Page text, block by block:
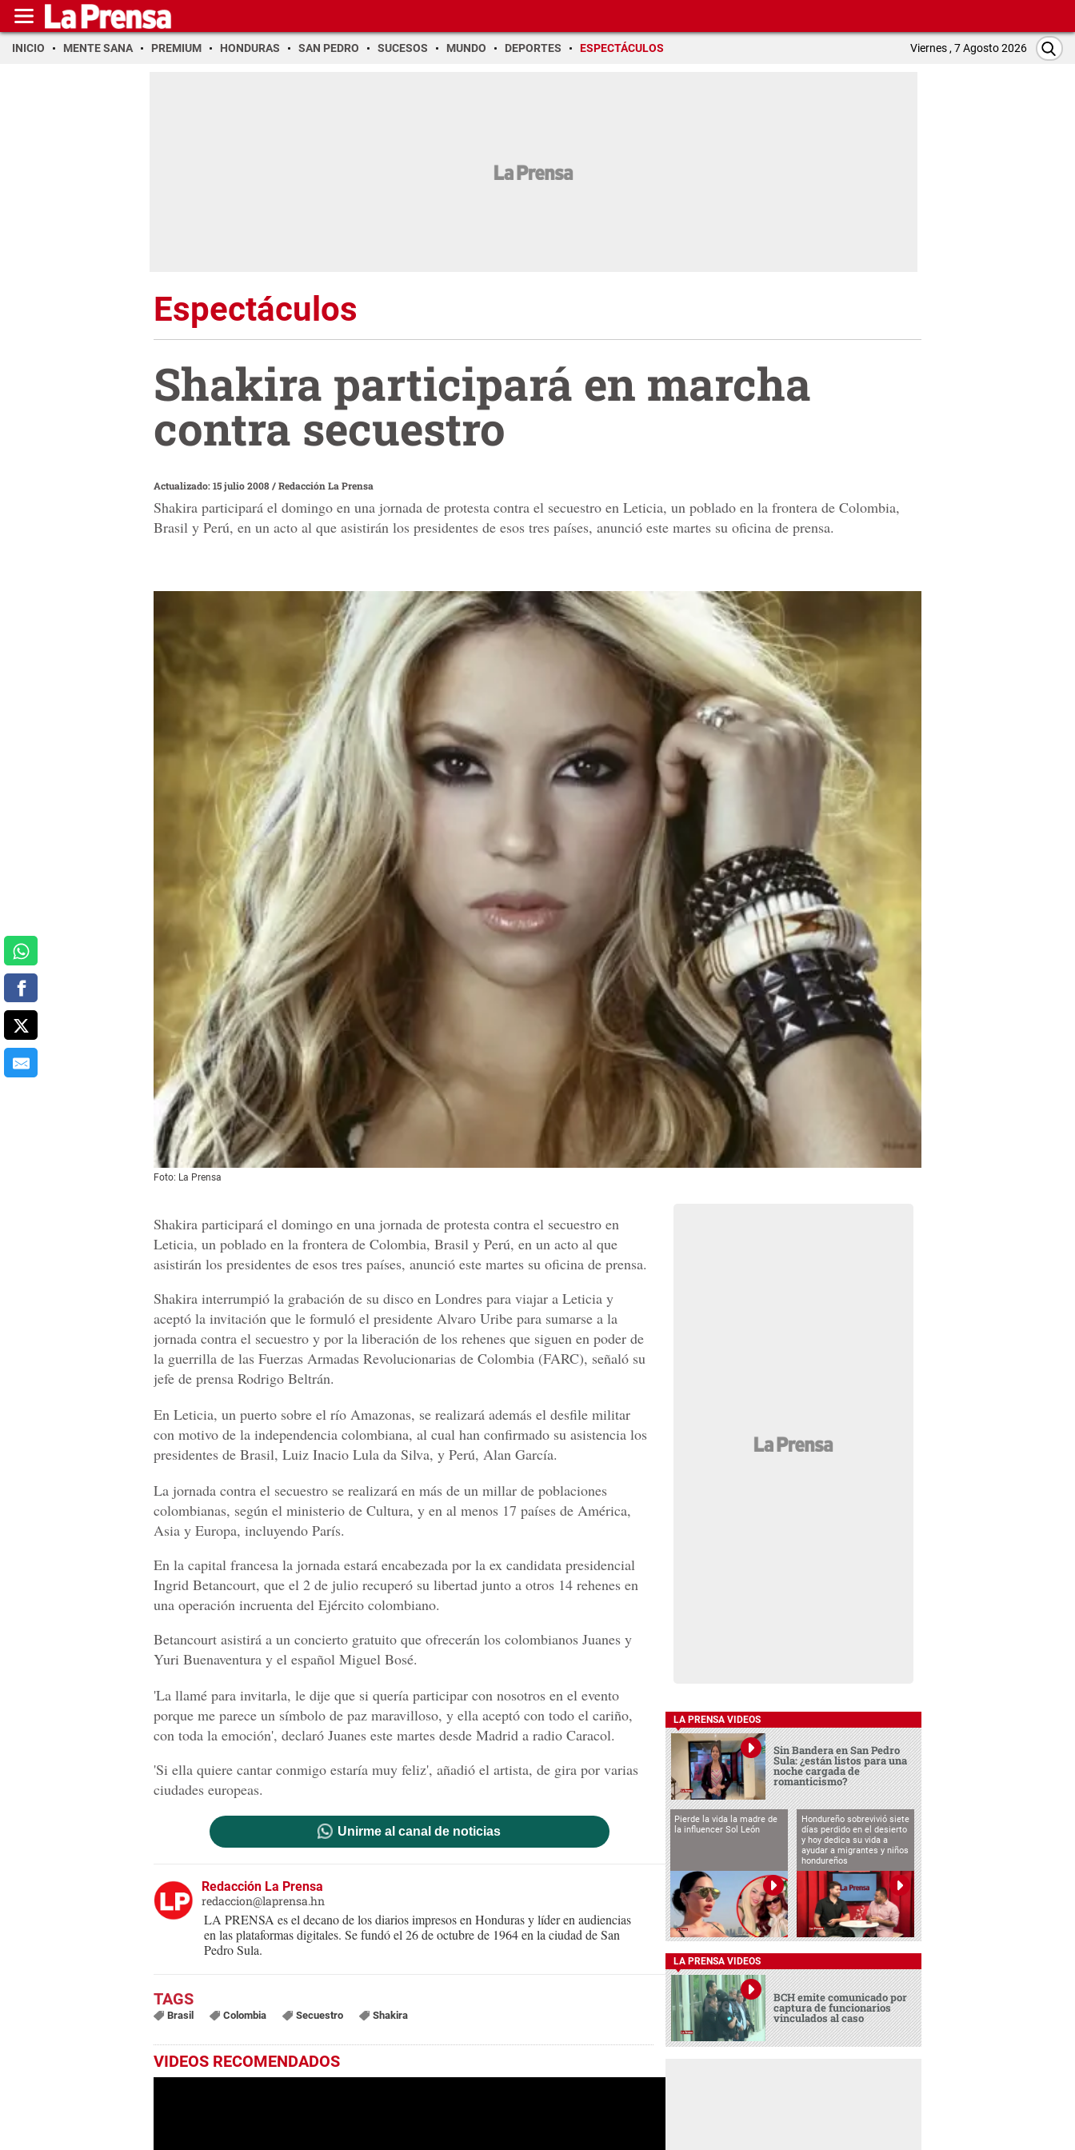
INICIO MENTE SANA PREMIUM HONDURAS SAN PEDRO SUCESOS MUNDO DEPORTES ESPECTÁCULOS Viernes , 7 Agosto 2026
Espectáculos
Shakira participará en marcha
contra secuestro
Actualizado: 15 julio 2008/Redacción La Prensa
Shakira participará el domingo en una jornada de protesta contra el secuestro en Leticia, un poblado en la frontera de Colombia,
Brasil y Perú, en un acto al que asistirán los presidentes de esos tres países, anunció este martes su oficina de prensa.
Foto: La Prensa
Shakira participará el domingo en una jornada de protesta contra el secuestro en
Leticia, un poblado en la frontera de Colombia, Brasil y Perú, en un acto al que
asistirán los presidentes de esos tres países, anunció este martes su oficina de prensa.
Shakira interrumpió la grabación de su disco en Londres para viajar a Leticia y
aceptó la invitación que le formuló el presidente Alvaro Uribe para sumarse a la
jornada contra el secuestro y por la liberación de los rehenes que siguen en poder de
la guerrilla de las Fuerzas Armadas Revolucionarias de Colombia (FARC), señaló su
jefe de prensa Rodrigo Beltrán.
En Leticia, un puerto sobre el río Amazonas, se realizará además el desfile militar
con motivo de la independencia colombiana, al cual han confirmado su asistencia los
presidentes de Brasil, Luiz Inacio Lula da Silva, y Perú, Alan García.
La jornada contra el secuestro se realizará en más de un millar de poblaciones
colombianas, según el ministerio de Cultura, y en al menos 17 países de América,
Asia y Europa, incluyendo París.
En la capital francesa la jornada estará encabezada por la ex candidata presidencial
Ingrid Betancourt, que el 2 de julio recuperó su libertad junto a otros 14 rehenes en
una operación incruenta del Ejército colombiano.
Betancourt asistirá a un concierto gratuito que ofrecerán los colombianos Juanes y
Yuri Buenaventura y el español Miguel Bosé.
'La llamé para invitarla, le dije que si quería participar con nosotros en el evento
porque me parece un símbolo de paz maravilloso, y ella aceptó con todo el cariño,
con toda la emoción', declaró Juanes este martes desde Madrid a radio Caracol.
'Si ella quiere cantar conmigo estaría muy feliz', añadió el artista, de gira por varias
ciudades europeas.
Unirme al canal de noticias
Redacción La Prensa
redaccion@laprensa.hn
LA PRENSA es el decano de los diarios impresos en Honduras y líder en audiencias
en las plataformas digitales. Se fundó el 26 de octubre de 1964 en la ciudad de San
Pedro Sula.
Brasil Colombia Secuestro Shakira
VIDEOS RECOMENDADOS
LA PRENSA VIDEOS
Sin Bandera en San Pedro
Sula: ¿están listos para una
noche cargada de
romanticismo?
Pierde la vida la madre de
la influencer Sol León
Hondureño sobrevivió siete
días perdido en el desierto
y hoy dedica su vida a
ayudar a migrantes y niños
hondureños
LA PRENSA VIDEOS
BCH emite comunicado por
captura de funcionarios
vinculados al caso